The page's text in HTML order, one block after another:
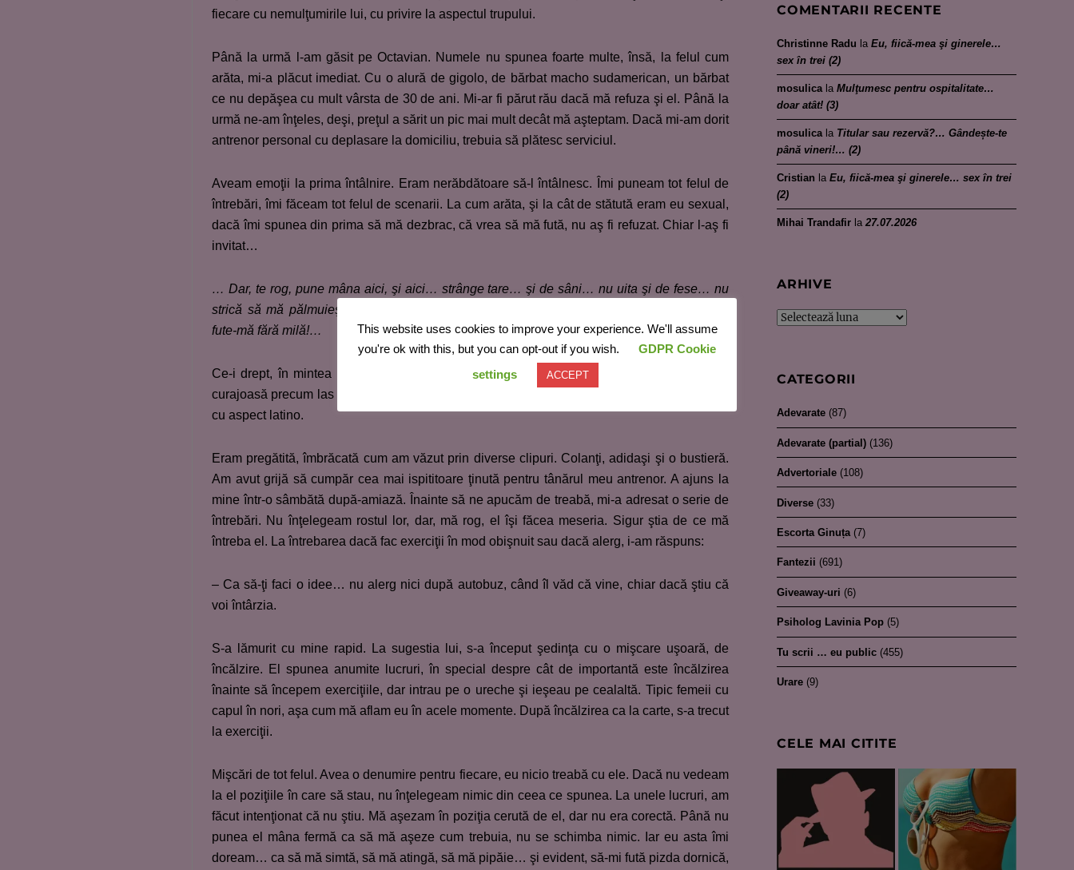
fiecare cu nemulţumirile lui, cu privire la aspectul trupului.
Până la urmă l-am găsit pe Octavian. Numele nu spunea foarte multe, însă, la felul cum
arăta, mi-a plăcut imediat. Cu o alură de gigolo, de bărbat macho sudamerican, un bărbat
ce nu depăşea cu mult vârsta de 30 de ani. Mi-ar fi părut rău dacă mă refuza şi el. Până la
urmă ne-am înţeles, deşi, preţul a sărit un pic mai mult decât mă aşteptam. Dacă mi-am dorit
antrenor personal cu deplasare la domiciliu, trebuia să plătesc serviciul.
Aveam emoţii la prima întâlnire. Eram nerăbdătoare să-l întâlnesc. Îmi puneam tot felul de
întrebări, îmi făceam tot felul de scenarii. La cum arăta, şi la cât de stătută eram eu sexual,
dacă îmi spunea din prima să mă dezbrac, că vrea să mă fută, nu aş fi refuzat. Chiar l-aş fi
invitat…
… Dar, te rog, pune mâna aici, şi aici… strânge tare… şi de sâni… nu uita şi de fese… nu
strică să mă pălmuieşti!… am fost rea, merită să fiu pedepsită!… pedepseşte-mă tare!…
fute-mă fără milă!…
Ce-i drept, în mintea mea spuneam multe. Cu practica este o problemă. Nu sunt atât de
curajoasă precum las impresia. Dar, chiar şi aşa… mi-ar fi surâs o partidă de sex cu tânărul
cu aspect latino.
Eram pregătită, îmbrăcată cum am văzut prin diverse clipuri. Colanţi, adidaşi şi o bustieră.
Am avut grijă să cumpăr cea mai ispititoare ţinută pentru tânărul meu antrenor. A ajuns la
mine într-o sâmbătă după-amiază. Înainte să ne apucăm de treabă, mi-a adresat o serie de
întrebări. Nu înţelegeam rostul lor, dar, mă rog, el îşi făcea meseria. Sigur ştia de ce mă
întreba el. La întrebarea dacă fac exerciţii în mod obişnuit sau dacă alerg, i-am răspuns:
– Ca să-ţi faci o idee… nu alerg nici după autobuz, când îl văd că vine, chiar dacă ştiu că
voi întârzia.
S-a lămurit cu mine rapid. La sugestia lui, s-a început şedinţa cu o mişcare uşoară, de
încălzire. El spunea anumite lucruri, în special despre cât de importantă este încălzirea
înainte să începem exerciţiile, dar intrau pe o ureche şi ieşeau pe cealaltă. Tipic femeii cu
capul în nori, aşa cum mă aflam eu în acele momente. După încălzirea ca la carte, s-a trecut
la exerciţii.
Mişcări de tot felul. Avea o denumire pentru fiecare, eu nicio treabă cu ele. Dacă nu vedeam
la el poziţiile în care să stau, nu înţelegeam nimic din ceea ce spunea. La unele lucruri, am
făcut intenţionat că nu ştiu. Mă aşezam în poziţia cerută de el, dar nu era corectă. Până nu
punea el mâna fermă ca să mă aşeze cum trebuia, nu se schimba nimic. Iar eu asta îmi
doream… ca să mă simtă, să mă atingă, să mă pipăie… şi evident, să-mi fută pizda dornică,
COMENTARII RECENTE
Christinne Radu la Eu, fiică-mea şi ginerele…
sex în trei (2)
mosulicala Mulţumesc pentru ospitalitate…
doar atât! (3)
mosulicala Titular sau rezervă?… Gândește-te
până vineri!… (2)
Cristian la Eu, fiică-mea şi ginerele… sex în trei
(2)
Mihai Trandafir la 27.07.2026
ARHIVE
Arhive
CATEGORII
Adevarate (87)
Adevarate (partial) (136)
Advertoriale (108)
Diverse (33)
Escorta Ginuța (7)
Fantezii (691)
Giveaway-uri (6)
Psiholog Lavinia Pop (5)
Tu scrii … eu public (455)
Urare (9)
CELE MAI CITITE
This website uses cookies to improve your experience. We'll assume
you're ok with this, but you can opt-out if you wish.
GDPR Cookie
settings
ACCEPT